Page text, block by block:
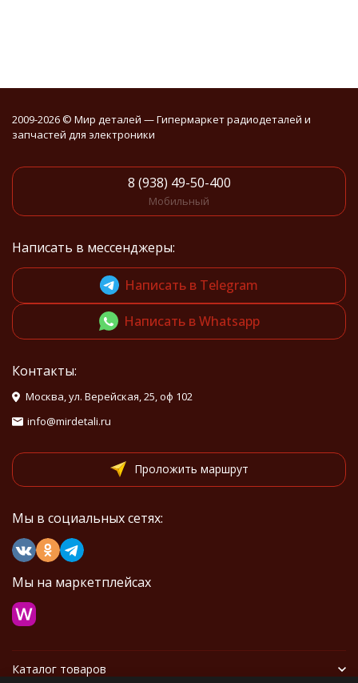
2009-2026 © Мир деталей — Гипермаркет радиодеталей и
запчастей для электроники
8 (938) 49-50-400
Мобильный
Написать в мессенджеры:
Написать в Telegram
Написать в Whatsapp
Контакты:
Москва, ул. Верейская, 25, оф 102
info@mirdetali.ru
Проложить маршрут
Мы в социальных сетях:
Мы на маркетплейсах
Каталог товаров